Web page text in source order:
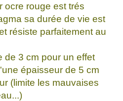
ocre rouge est trés
sa durée de vie est
résiste parfaitement au
de 3 cm pour un effet
épaisseur de 5 cm
(limite les mauvaises